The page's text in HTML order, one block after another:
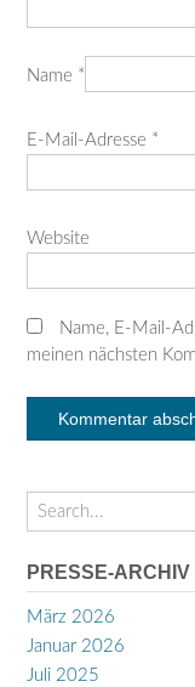
Name *
E-Mail-Adresse *
Website
Name, E-Mail-
meinen nächsten
PRESSE-ARCHIV
März 2026
Januar 2026
Juli 2025